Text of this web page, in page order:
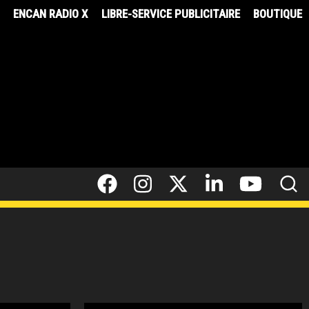
ENCAN RADIO X LIBRE-SERVICE PUBLICITAIRE BOUTIQUE